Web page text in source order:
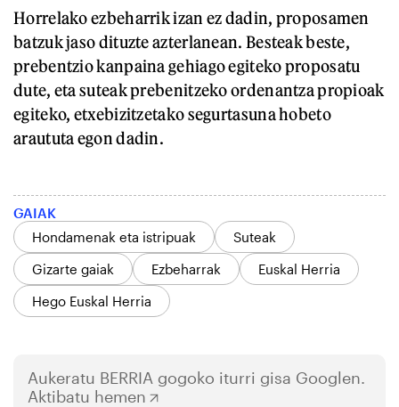
Horrelako ezbeharrik izan ez dadin, proposamen
batzuk jaso dituzte azterlanean. Besteak beste,
prebentzio kanpaina gehiago egiteko proposatu
dute, eta suteak prebenitzeko ordenantza propioak
egiteko, etxebizitzetako segurtasuna hobeto
araututa egon dadin.
GAIAK
Hondamenak eta istripuak
Suteak
Gizarte gaiak
Ezbeharrak
Euskal Herria
Hego Euskal Herria
Aukeratu BERRIA gogoko iturri gisa Googlen.
Aktibatu hemen